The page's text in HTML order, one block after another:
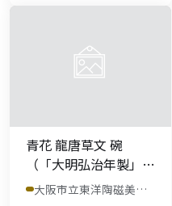
青花 龍唐草文 碗
（「大明弘治年製」
銘）
大阪市立東洋陶磁美術館